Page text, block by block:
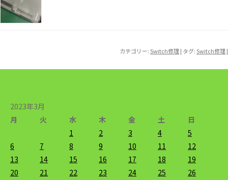
カテゴリー: Switch修理| タグ: Switch修理|
2023年3月
月
火 水 木 金 土
日
1
2 3 4
5
6
7 8 9 10 11
12
13
14 15 16 17 18
19
20
21 22 23 24 25
26